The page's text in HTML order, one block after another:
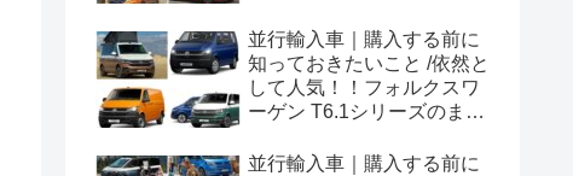
め！
並行輸入車｜購入する前に
知っておきたいこと /依然と
して人気！！フォルクスワ
ーゲン T6.1シリーズのまと
並行輸入車｜購入する前に